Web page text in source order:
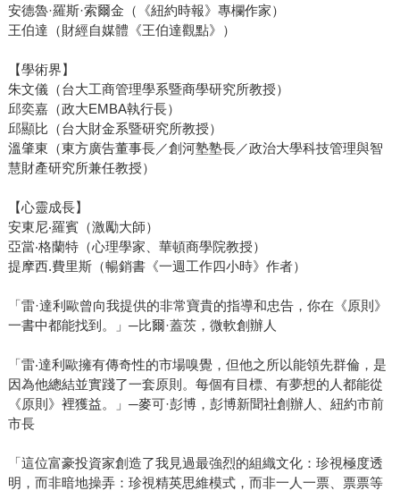
安德魯·羅斯·索爾金（《紐約時報》專欄作家）
王伯達（財經自媒體《王伯達觀點》）
【學術界】
朱文儀（台大工商管理學系暨商學研究所教授）
邱奕嘉（政大EMBA執行長）
邱顯比（台大財金系暨研究所教授）
溫肇東（東方廣告董事長／創河塾塾長／政治大學科技管理與智
慧財產研究所兼任教授）
【心靈成長】
安東尼‧羅賓（激勵大師）
亞當‧格蘭特（心理學家、華頓商學院教授）
提摩西.費里斯（暢銷書《一週工作四小時》作者）
「雷·達利歐曾向我提供的非常寶貴的指導和忠告，你在《原則》
一書中都能找到。」─比爾·蓋茨，微軟創辦人
「雷‧達利歐擁有傳奇性的市場嗅覺，但他之所以能領先群倫，是
因為他總結並實踐了一套原則。每個有目標、有夢想的人都能從
《原則》裡獲益。」─麥可·彭博，彭博新聞社創辦人、紐約市前
市長
「這位富豪投資家創造了我見過最強烈的組織文化：珍視極度透
明，而非暗地操弄：珍視精英思維模式，而非一人一票、票票等